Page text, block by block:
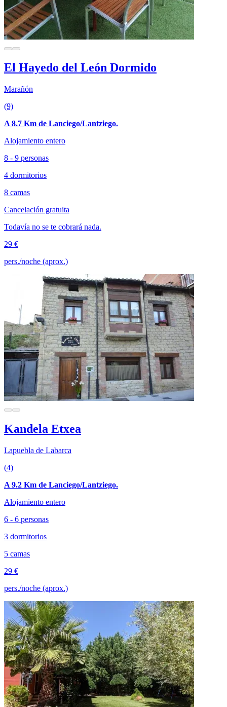
El Hayedo del León Dormido
Marañón
(9)
A 8.7 Km de Lanciego/Lantziego.
Alojamiento entero
8 - 9 personas
4 dormitorios
8 camas
Cancelación gratuita
Todavía no se te cobrará nada.
29 €
pers./noche (aprox.)
Kandela Etxea
Lapuebla de Labarca
(4)
A 9.2 Km de Lanciego/Lantziego.
Alojamiento entero
6 - 6 personas
3 dormitorios
5 camas
29 €
pers./noche (aprox.)